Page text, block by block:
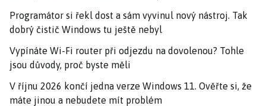
Programátor si řekl dost a sám vyvinul nový nástroj. Tak
dobrý čistič Windows tu ještě nebyl
Vypínáte Wi-Fi router při odjezdu na dovolenou? Tohle
jsou důvody, proč byste měli
V říjnu 2026 končí jedna verze Windows 11. Ověřte si, že
máte jinou a nebudete mít problém